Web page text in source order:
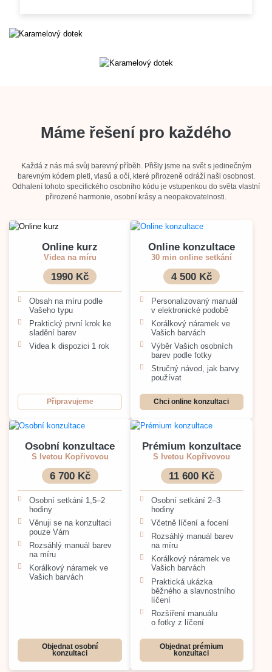
Máme řešení pro každého
Každá z nás má svůj barevný příběh. Přišly jsme na svět s jedinečným
barevným kódem pleti, vlasů a očí, které přirozeně odráží naši osobnost.
Odhalení tohoto specifického osobního kódu je vstupenkou do světa vlastní
přirozené harmonie, osobní krásy a neopakovatelnosti.
Online kurz
Videa na míru
1990 Kč
Obsah na míru podle
Vašeho typu
Praktický první krok ke
sladění barev
Videa k dispozici 1 rok
Připravujeme
Online konzultace
30 min online setkání
4 500 Kč
Personalizovaný manuál
v elektronické podobě
Korálkový náramek ve
Vašich barvách
Výběr Vašich osobních
barev podle fotky
Stručný návod, jak barvy
používat
Chci online konzultaci
Osobní konzultace
S Ivetou Kopřivovou
6 700 Kč
Osobní setkání 1,5–2
hodiny
Věnuji se na konzultaci
pouze Vám
Rozsáhlý manuál barev
na míru
Korálkový náramek ve
Vašich barvách
Objednat osobní
konzultaci
Prémium konzultace
S Ivetou Kopřivovou
11 600 Kč
Osobní setkání 2–3
hodiny
Včetně líčení a focení
Rozsáhlý manuál barev
na míru
Korálkový náramek ve
Vašich barvách
Praktická ukázka
běžného a slavnostního
líčení
Rozšíření manuálu
o fotky z líčení
Objednat prémium
konzultaci